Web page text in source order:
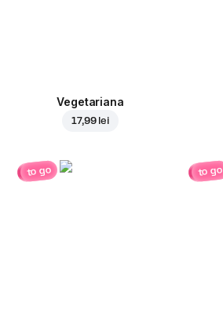
Vegetariana
17,99 lei
to go to go